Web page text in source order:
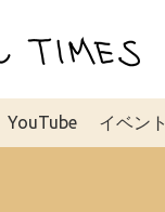
YouTube イベント